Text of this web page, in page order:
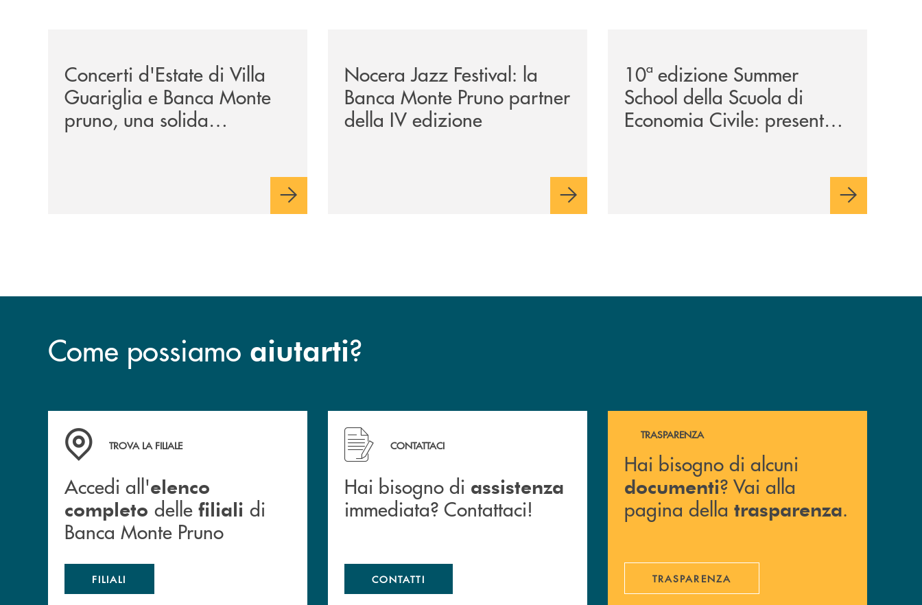
Concerti d'Estate di Villa
Guariglia e Banca Monte
pruno, una solida
collaborazione anche per
Nocera Jazz Festival: la
Banca Monte Pruno partner
della IV edizione
10ª edizione Summer
School della Scuola di
Economia Civile: presente
anche la Banca Monte
Come possiamo aiutarti?
Accedi all' elenco completo&nbsp; delle&nbsp; filiali&nbsp; di Banca Monte Pruno
TROVA LA FILIALE
Accedi all'elenco
completo delle filiali di
Banca Monte Pruno
FILIALI
Hai bisogno di assistenza immediata? Contattaci!
CONTATTACI
Hai bisogno di assistenza
immediata? Contattaci!
CONTATTI
Hai bisogno di alcuni documenti ? Vai alla pagina della
TRASPARENZA
Hai bisogno di alcuni
documenti? Vai alla
pagina della trasparenza.
TRASPARENZA